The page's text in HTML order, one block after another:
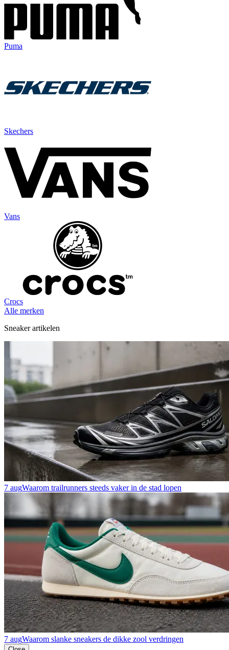
Puma
Skechers
Vans
Crocs
Alle merken
Sneaker artikelen
7 augWaarom trailrunners steeds vaker in de stad lopen
7 augWaarom slanke sneakers de dikke zool verdringen